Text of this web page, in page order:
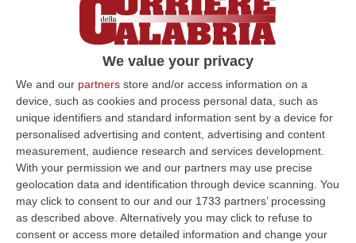
We value your privacy
We and our partners store and/or access information on a
device, such as cookies and process personal data, such as
unique identifiers and standard information sent by a device for
personalised advertising and content, advertising and content
measurement, audience research and services development.
With your permission we and our partners may use precise
geolocation data and identification through device scanning. You
may click to consent to our and our 1733 partners’ processing
as described above. Alternatively you may click to refuse to
consent or access more detailed information and change your
Focus ‘ndrangheta a Isola Capo Rizzuto,
attività sospesa per lavoro nero.
Sequestrati oltre 23 chili di pesce
Due dipendenti irregolari in un esercizio